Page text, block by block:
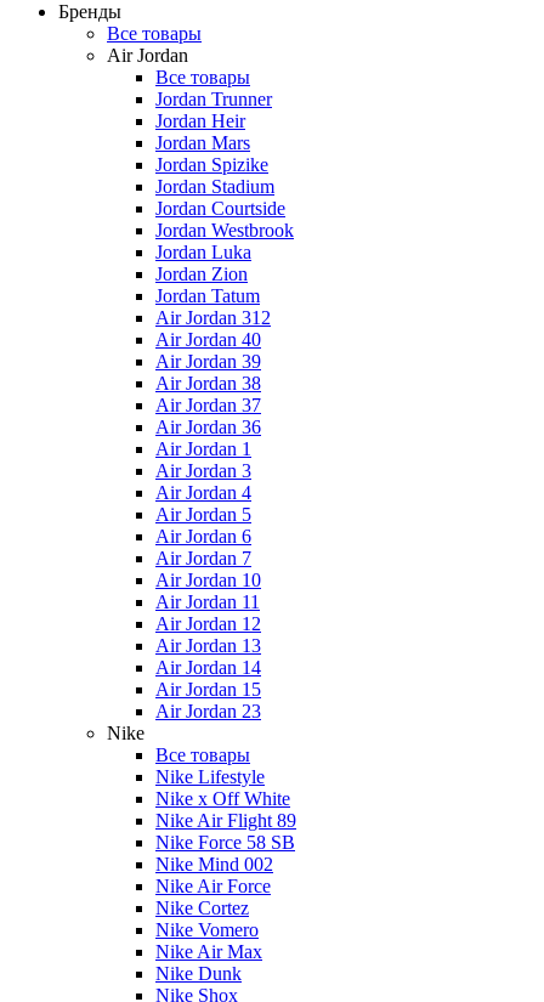
Бренды
Все товары
Air Jordan
Все товары
Jordan Trunner
Jordan Heir
Jordan Mars
Jordan Spizike
Jordan Stadium
Jordan Courtside
Jordan Westbrook
Jordan Luka
Jordan Zion
Jordan Tatum
Air Jordan 312
Air Jordan 40
Air Jordan 39
Air Jordan 38
Air Jordan 37
Air Jordan 36
Air Jordan 1
Air Jordan 3
Air Jordan 4
Air Jordan 5
Air Jordan 6
Air Jordan 7
Air Jordan 10
Air Jordan 11
Air Jordan 12
Air Jordan 13
Air Jordan 14
Air Jordan 15
Air Jordan 23
Nike
Все товары
Nike Lifestyle
Nike x Off White
Nike Air Flight 89
Nike Force 58 SB
Nike Mind 002
Nike Air Force
Nike Cortez
Nike Vomero
Nike Air Max
Nike Dunk
Nike Shox